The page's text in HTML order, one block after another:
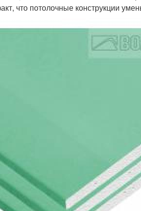
что потолочные конструкции